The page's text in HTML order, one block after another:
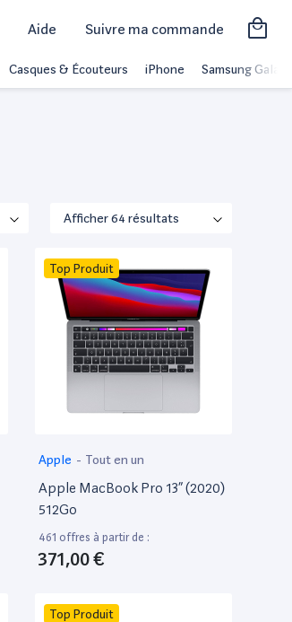
Aide Suivre ma commande
Casques & Écouteurs iPhone Samsung Galaxy
Top Produit
Apple - Tout en un
Apple MacBook Pro 13” (2020)
512Go
461 offres à partir de :
371,00 €
Top Produit